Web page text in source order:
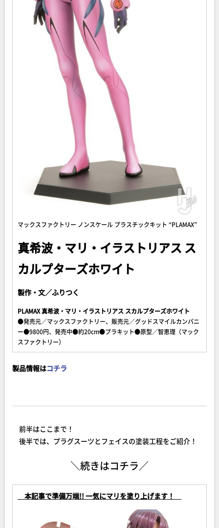
マックスファクトリー ノンスケール プラスチックキット “PLAMAX”
真希波・マリ・イラストリアス ス
カルプターズホワイト
製作・文／ふりつく
PLAMAX 真希波・マリ・イラストリアス スカルプターズホワイト
●発売元／マックスファクトリー、販売元／グッドスマイルカンパニ
ー●9800円、発売中●約20cm●プラキット●原型／智恵理（マック
スファクトリー）
製品情報はコチラ
前半はここまで！
後半では、プラグスーツとフェイスの塗装工程をご紹介！
＼続きはコチラ／
本記事で準備万端!! 一気にマリを塗り上げます！